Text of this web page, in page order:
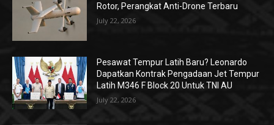
Rotor, Perangkat Anti-Drone Terbaru
July 22, 2026
Pesawat Tempur Latih Baru? Leonardo
Dapatkan Kontrak Pengadaan Jet Tempur
Latih M346 F Block 20 Untuk TNI AU
July 22, 2026